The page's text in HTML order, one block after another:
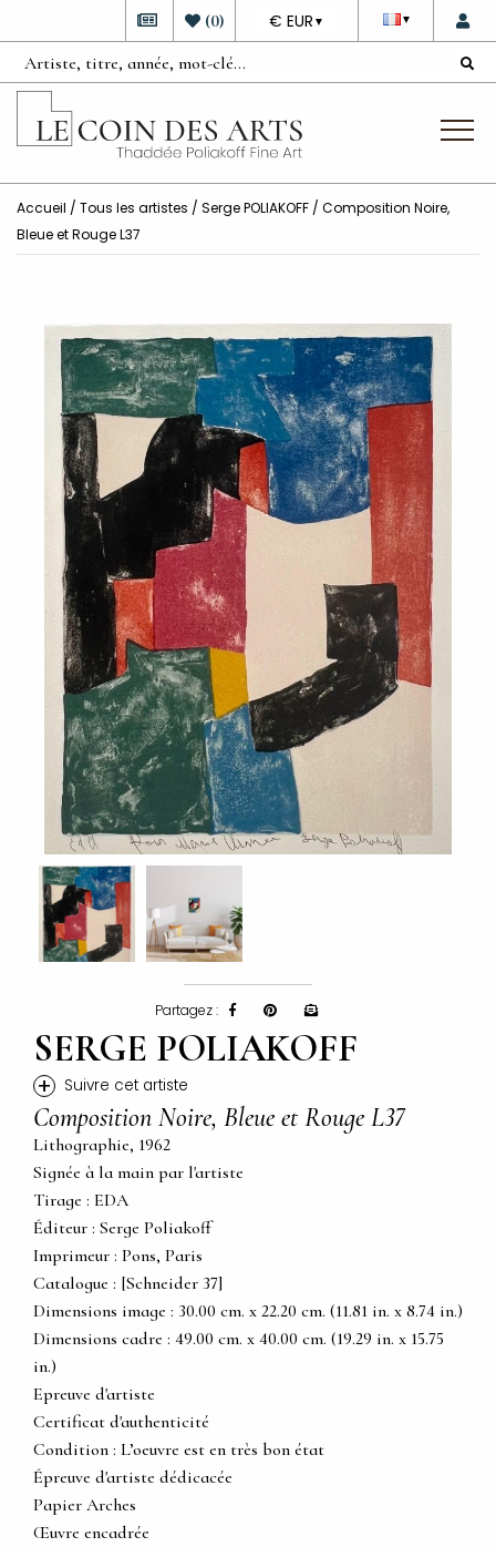
▼
DEVISE
€ EUR ▼
(0)
Accueil / Tous les artistes / Serge POLIAKOFF / Composition Noire,
Bleue et Rouge L37
Partagez :
SERGE POLIAKOFF
+ Suivre cet artiste
Composition Noire, Bleue et Rouge L37
Lithographie, 1962
Signée à la main par l'artiste
Tirage : EDA
Éditeur : Serge Poliakoff
Imprimeur : Pons, Paris
Catalogue : [Schneider 37]
Dimensions image : 30.00 cm. x 22.20 cm. (11.81 in. x 8.74 in.)
Dimensions cadre : 49.00 cm. x 40.00 cm. (19.29 in. x 15.75
in.)
Epreuve d'artiste
Certificat d'authenticité
Condition : L’oeuvre est en très bon état
Épreuve d'artiste dédicacée
Papier Arches
Œuvre encadrée